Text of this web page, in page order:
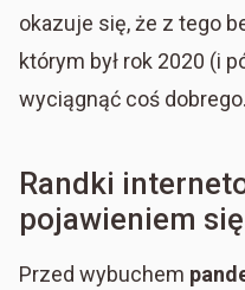
okazuje się, że z tego
którym był rok 2020 (i
wyciągnąć coś dobrego.
Randki
pojawieniem
Przed wybuchem